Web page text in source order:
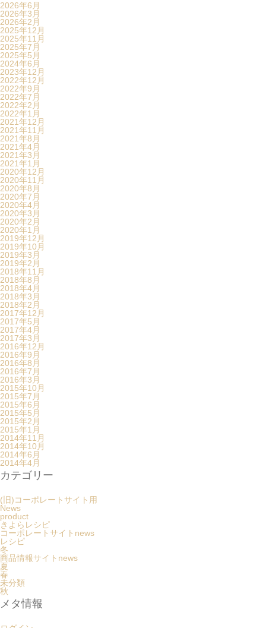
2026年6月
2026年3月
2026年2月
2025年12月
2025年11月
2025年7月
2025年5月
2024年6月
2023年12月
2022年12月
2022年9月
2022年7月
2022年2月
2022年1月
2021年12月
2021年11月
2021年8月
2021年4月
2021年3月
2021年1月
2020年12月
2020年11月
2020年8月
2020年7月
2020年4月
2020年3月
2020年2月
2020年1月
2019年12月
2019年10月
2019年3月
2019年2月
2018年11月
2018年8月
2018年4月
2018年3月
2018年2月
2017年12月
2017年5月
2017年4月
2017年3月
2016年12月
2016年9月
2016年8月
2016年7月
2016年3月
2015年10月
2015年7月
2015年6月
2015年5月
2015年2月
2015年1月
2014年11月
2014年10月
2014年6月
2014年4月
カテゴリー
(旧)コーポレートサイト用
News
product
きよらレシピ
コーポレートサイトnews
レシピ
冬
商品情報サイトnews
夏
春
未分類
秋
メタ情報